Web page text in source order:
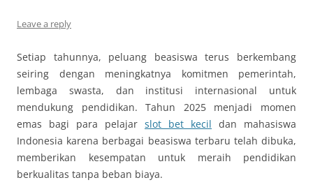
Leave a reply
Setiap tahunnya, peluang beasiswa terus berkembang
seiring dengan meningkatnya komitmen pemerintah,
lembaga swasta, dan institusi internasional untuk
mendukung pendidikan. Tahun 2025 menjadi momen
emas bagi para pelajar slot bet kecil dan mahasiswa
Indonesia karena berbagai beasiswa terbaru telah dibuka,
memberikan kesempatan untuk meraih pendidikan
berkualitas tanpa beban biaya.